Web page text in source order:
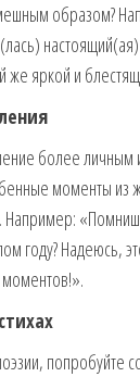
образом?
же яркой и
более личным
моменты из
Например:
году? Надеюсь,
попробуйте